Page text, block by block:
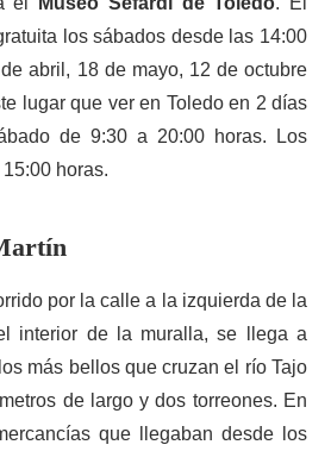
los sábados desde las 14:00
abril, 18 de mayo, 12 de octubre
lugar que ver en Toledo en 2 días
de 9:30 a 20:00 horas. Los
horas.
por la calle a la izquierda de la
interior de la muralla, se llega a
más bellos que cruzan el río Tajo
de largo y dos torreones. En
que llegaban desde los